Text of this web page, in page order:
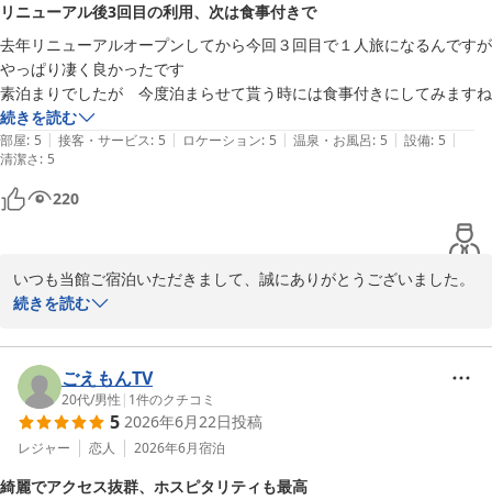
お子様にもお楽しみいただけるようスタッフ一同心を込めてお迎え
いたしますので、ぜひご家族皆様でお越しください。
また皆様にお会いできます日を、心よりお待ち申し上げておりま
す。
ホテル渚館
女将　松田
2026-07-05
リニューアル後3回目の利用、次は食事付きで
去年リニューアルオープンしてから今回３回目で１人旅になるんですが
やっぱり凄く良かったです
素泊まりでしたが　今度泊まらせて貰う時には食事付きにしてみますね
続きを読む
部屋: 5 | 接客・サービス: 5 | ロケーション: 5 | 温泉・お風呂: 5 | 設備: 5 |
清潔さ: 5
220
いつも当館ご宿泊いただきまして、誠にありがとうございました。
ます。
今回も「やっぱり凄く良かった」とのお言葉を頂戴し、大変嬉しく
拝読いたしました。お一人でのご旅行が、ゆったりと心安らぐひと
ときとなりましたら幸いでございます。
続きを読む
ごえもんTV
20代/男性 | 1件のクチコミ
5 2026年6月22日投稿
レジャー 恋人 2026年6月宿泊
綺麗でアクセス抜群、ホスピタリティも最高